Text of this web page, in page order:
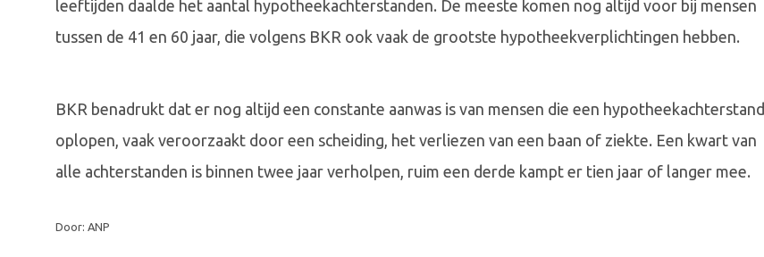
leeftijden daalde het aantal hypotheekachterstanden. De meeste komen nog altijd voor bij mensen
tussen de 41 en 60 jaar, die volgens BKR ook vaak de grootste hypotheekverplichtingen hebben.
BKR benadrukt dat er nog altijd een constante aanwas is van mensen die een hypotheekachterstand
oplopen, vaak veroorzaakt door een scheiding, het verliezen van een baan of ziekte. Een kwart van
alle achterstanden is binnen twee jaar verholpen, ruim een derde kampt er tien jaar of langer mee.
Door: ANP